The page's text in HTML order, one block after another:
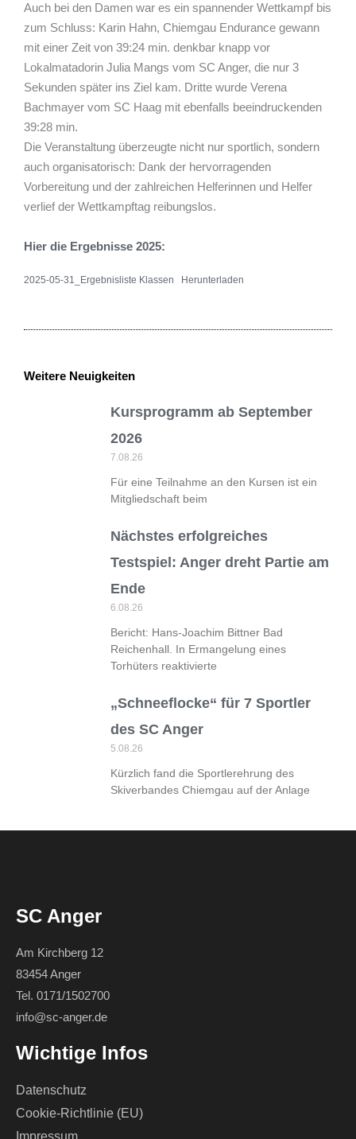
Auch bei den Damen war es ein spannender Wettkampf bis
zum Schluss: Karin Hahn, Chiemgau Endurance gewann
mit einer Zeit von 39:24 min. denkbar knapp vor
Lokalmatadorin Julia Mangs vom SC Anger, die nur 3
Sekunden später ins Ziel kam. Dritte wurde Verena
Bachmayer vom SC Haag mit ebenfalls beeindruckenden
39:28 min.
Die Veranstaltung überzeugte nicht nur sportlich, sondern
auch organisatorisch: Dank der hervorragenden
Vorbereitung und der zahlreichen Helferinnen und Helfer
verlief der Wettkampftag reibungslos.
Hier die Ergebnisse 2025:
2025-05-31_Ergebnisliste Klassen Herunterladen
Weitere Neuigkeiten
Kursprogramm ab September
2026
7.08.26
Für eine Teilnahme an den Kursen ist ein
Mitgliedschaft beim
Nächstes erfolgreiches
Testspiel: Anger dreht Partie am
Ende
6.08.26
Bericht: Hans-Joachim Bittner Bad
Reichenhall. In Ermangelung eines
Torhüters reaktivierte
„Schneeflocke“ für 7 Sportler
des SC Anger
5.08.26
Kürzlich fand die Sportlerehrung des
Skiverbandes Chiemgau auf der Anlage
SC Anger
Am Kirchberg 12
83454 Anger
Tel. 0171/1502700
info@sc-anger.de
Wichtige Infos
Datenschutz
Cookie-Richtlinie (EU)
Impressum